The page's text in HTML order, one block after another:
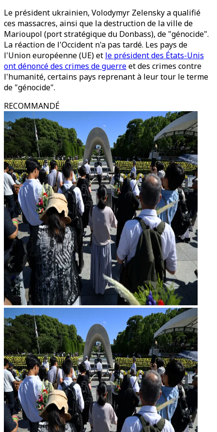
Le président ukrainien, Volodymyr Zelensky a qualifié
ces massacres, ainsi que la destruction de la ville de
Marioupol (port stratégique du Donbass), de "génocide".
La réaction de l'Occident n'a pas tardé. Les pays de
l'Union européenne (UE) et le président des États-Unis
ont dénoncé des crimes de guerreet des crimes contre
l'humanité, certains pays reprenant à leur tour le terme
de "génocide".
RECOMMANDÉ